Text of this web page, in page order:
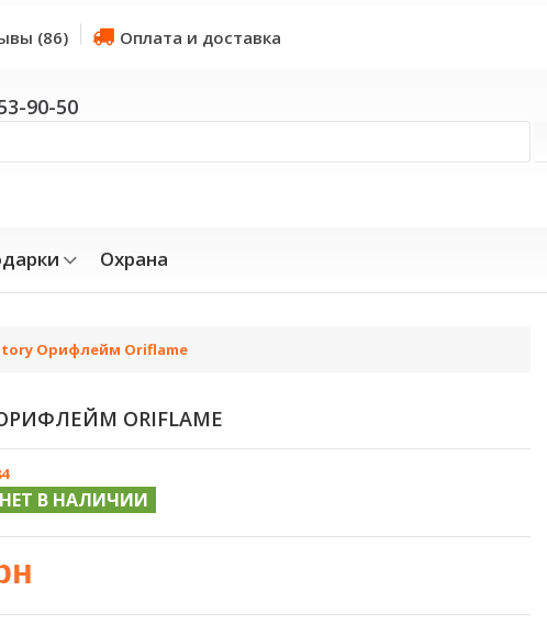
(86) Оплата и доставка
90-50
Охрана
Орифлейм Oriflame
ORIFLAME
НЕТ В НАЛИЧИИ